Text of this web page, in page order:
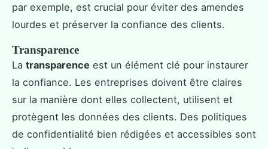
par exemple, est crucial pour éviter des amendes
lourdes et préserver la confiance des clients.
Transparence
La transparence est un élément clé pour instaurer
la confiance. Les entreprises doivent être claires
sur la manière dont elles collectent, utilisent et
protègent les données des clients. Des politiques
de confidentialité bien rédigées et accessibles sont